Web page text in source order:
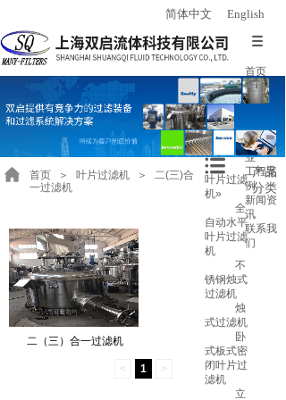
首页
关于我
们
心
应用行
业
工程案
例
新闻资
讯
联系我
们
简体中文 English
叶片过滤
机»
全
自动水平
叶片过滤
机
不
锈钢烛式
过滤机
烛
式过滤机
卧
式板式密
闭叶片过
滤机
立
产品
分类
首页 ＞ 叶片过滤机 ＞
二(三)合
一过滤机
二（三）合一过滤机
< 1 >